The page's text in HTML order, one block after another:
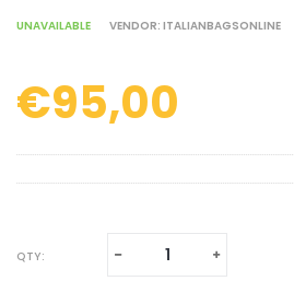
UNAVAILABLE VENDOR: ITALIANBAGSONLINE
Regular
€95,00
QTY:
Translation
Translation